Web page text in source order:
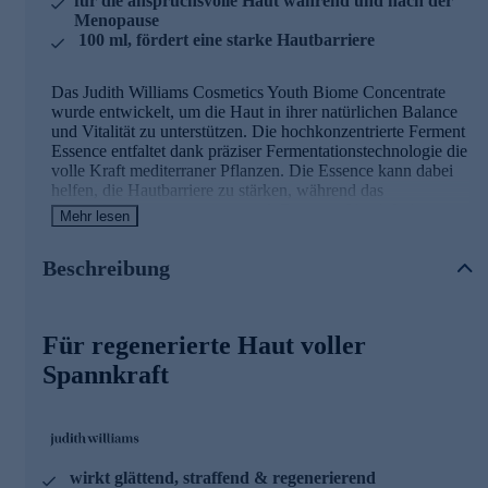
Menopause
100 ml, fördert eine starke Hautbarriere
Das Judith Williams Cosmetics Youth Biome Concentrate
wurde entwickelt, um die Haut in ihrer natürlichen Balance
und Vitalität zu unterstützen. Die hochkonzentrierte Ferment
Essence entfaltet dank präziser Fermentationstechnologie die
volle Kraft mediterraner Pflanzen. Die Essence kann dabei
helfen, die Hautbarriere zu stärken, während das
Hautmikrobiom unterstützt wird. Der neue Youth Lab-
Komplex fördert die Hautregeneration, kann die Elastizität
Struktur von innen heraus zu festigen.
Ferment Essence:
besteht aus zwei mediterranen fermentierten
Pflanzenextrakten (Myrte und Wilde Pistazie)
hilft das Hautmikrobiom zu erhalten und ins
fördert die antioxidativen Abwehrkräfte der Haut
Mehr lesen
Beschreibung
Für regenerierte Haut voller
Spannkraft
wirkt glättend, straffend & regenerierend